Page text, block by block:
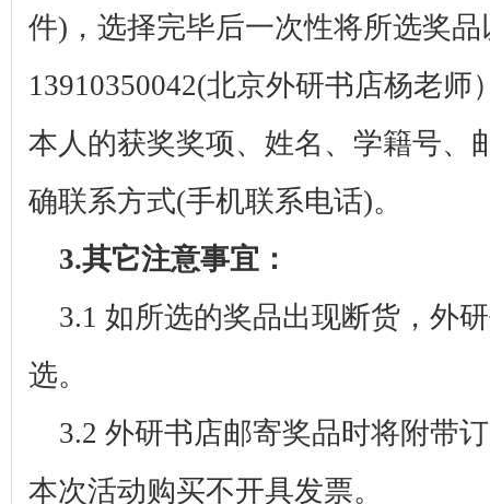
件) ，选择完毕后一次性将所选奖
13910350042(北京外研书店杨老师
本人的获奖奖项、姓名、学籍号、
确联系方式(手机联系电话)。
3.其它注意事宜：
3.1 如所选的奖品出现断货，外
选。
3.2 外研书店邮寄奖品时将附带
本次活动购买不开具发票。